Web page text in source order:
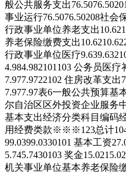
般公共服务支出76.5076.50201
事业运行76.5076.50208社会
行政事业单位养老支出10.62
养老保险缴费支出10.6210.62
行政事业单位医疗9.639.63
4.984.982101103 公务员医疗
7.977.9722102 住房改革支出
7.977.97表6一般公共预算基
尔自治区区外投资企业服务
基本支出经济分类科目编码
用经费类款※ ※ ※1 23总计
99.0399.0330101 基本工资
5.745.7430103 奖金15.0215.02
机关事业单位基本养老保险